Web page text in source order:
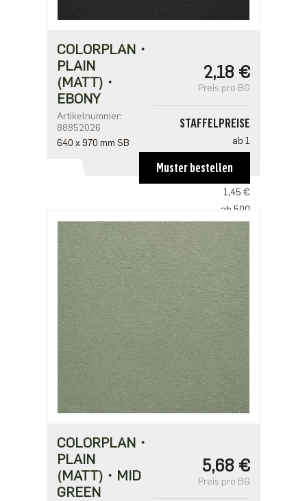
COLORPLAN・
PLAIN
(MATT)・
EBONY
Artikelnummer:
88852026
640 x 970 mm SB
2,18 €
Preis pro BG
STAFFELPREISE
ab 1
ab 250
1,45 €
ab 500
1,41 €
ab 1250
1,21 €
ab 2500
0,97 €
Muster bestellen
COLORPLAN・
PLAIN
(MATT)・MID
GREEN
5,68 €
Preis pro BG